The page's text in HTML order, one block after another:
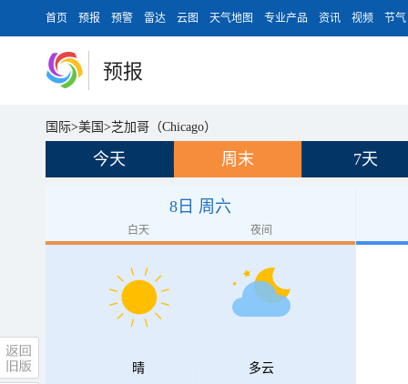
首页 预报 预警 雷达 云图 天气地图 专业产品 资讯 视频 节气
预报
国际>美国 >芝加哥（Chicago）
今天 周末 7天
8日 周六
白天 夜间
晴 多云